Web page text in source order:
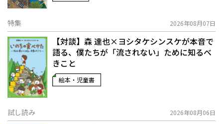
特集 2026年08月07日
【対談】森 達也×ヨシタケシンスケが本音で
語る、僕たちが「流されない」ために知るべ
きこと
絵本・児童書
試し読み 2026年08月06日